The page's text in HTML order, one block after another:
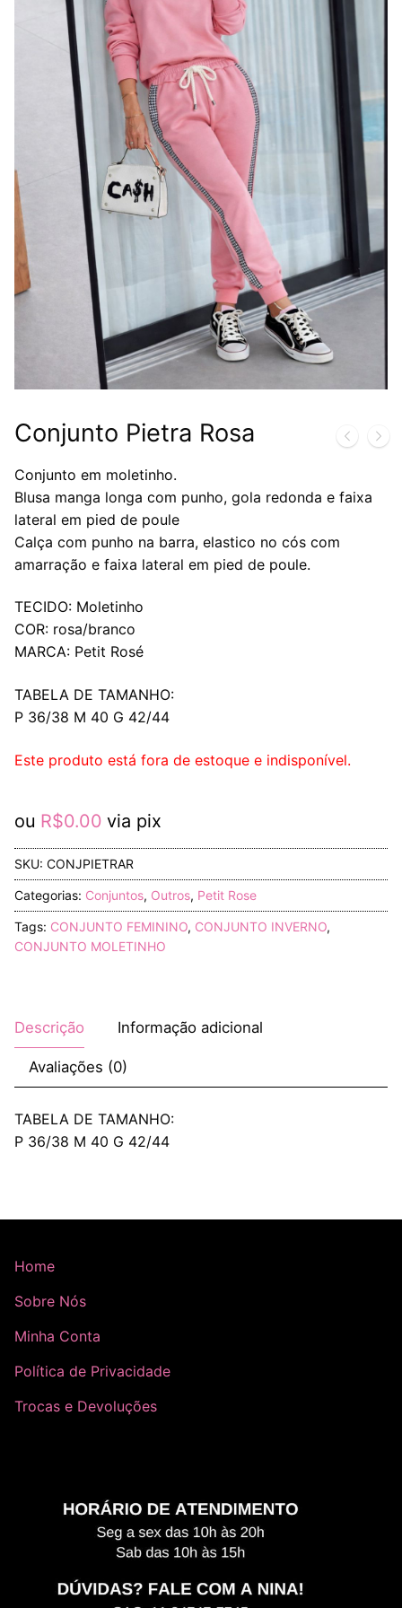
Conjunto Pietra Rosa
Conjunto em moletinho.
Blusa manga longa com punho, gola redonda e faixa
lateral em pied de poule
Calça com punho na barra, elastico no cós com
amarração e faixa lateral em pied de poule.
TECIDO: Moletinho
COR: rosa/branco
MARCA: Petit Rosé
TABELA DE TAMANHO:
P 36/38 M 40 G 42/44
Este produto está fora de estoque e indisponível.
ou R$0.00 via pix
SKU: CONJPIETRAR
Categorias: Conjuntos, Outros, Petit Rose
Tags: CONJUNTO FEMININO, CONJUNTO INVERNO,
CONJUNTO MOLETINHO
Descrição Informação adicional
Avaliações (0)
TABELA DE TAMANHO:
P 36/38 M 40 G 42/44
Home
Sobre Nós
Minha Conta
Política de Privacidade
Trocas e Devoluções